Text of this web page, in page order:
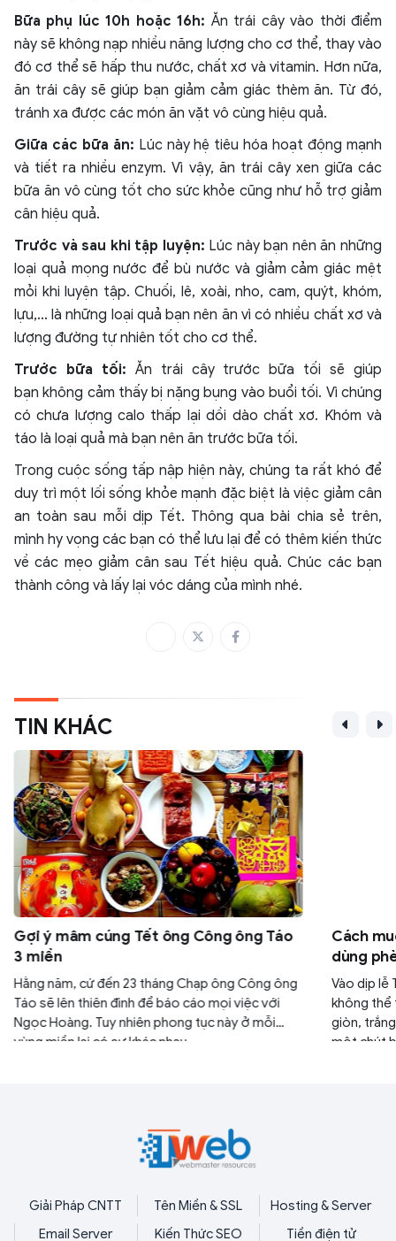
Bữa phụ lúc 10h hoặc 16h: Ăn trái cây vào thời điểm
này sẽ không nạp nhiều năng lượng cho cơ thể, thay vào
đó cơ thể sẽ hấp thu nước, chất xơ và vitamin. Hơn nữa,
ăn trái cây sẽ giúp bạn giảm cảm giác thèm ăn. Từ đó,
tránh xa được các món ăn vặt vô cùng hiệu quả.
Giữa các bữa ăn: Lúc này hệ tiêu hóa hoạt động mạnh
và tiết ra nhiều enzym. Vì vậy, ăn trái cây xen giữa các
bữa ăn vô cùng tốt cho sức khỏe cũng như hỗ trợ giảm
cân hiệu quả.
Trước và sau khi tập luyện: Lúc này bạn nên ăn những
loại quả mọng nước để bù nước và giảm cảm giác mệt
mỏi khi luyện tập. Chuối, lê, xoài, nho, cam, quýt, khóm,
lựu,... là những loại quả bạn nên ăn vì có nhiều chất xơ và
lượng đường tự nhiên tốt cho cơ thể.
Trước bữa tối: Ăn trái cây trước bữa tối sẽ giúp
bạn không cảm thấy bị nặng bụng vào buổi tối. Vì chúng
có chưa lượng calo thấp lại dồi dào chất xơ. Khóm và
táo là loại quả mà bạn nên ăn trước bữa tối.
Trong cuộc sống tấp nập hiện này, chúng ta rất khó để
duy trì một lối sống khỏe mạnh đặc biệt là việc giảm cân
an toàn sau mỗi dịp Tết. Thông qua bài chia sẻ trên,
mình hy vọng các bạn có thể lưu lại để có thêm kiến thức
về các mẹo giảm cân sau Tết hiệu quả. Chúc các bạn
thành công và lấy lại vóc dáng của mình nhé.
TIN KHÁC
Gợi ý mâm cúng Tết ông Công ông Táo
3 miền
Hằng năm, cứ đến 23 tháng Chạp ông Công ông
Táo sẽ lên thiên đình để báo cáo mọi việc với
Ngọc Hoàng. Tuy nhiên phong tục này ở mỗi
vùng miền lại có sự khác nhau.
Cách
dùng
Vào dịp lễ
không thể
giòn,
một chút
Giải Pháp CNTT Tên Miền & SSL
Hosting & Server
Email Server
Kiến Thức SEO Tiền điện tử